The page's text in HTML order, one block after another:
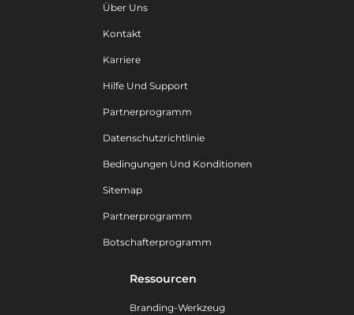
Über Uns
Kontakt
Karriere
Hilfe Und Support
Partnerprogramm
Datenschutzrichtlinie
Bedingungen Und Konditionen
Sitemap
Partnerprogramm
Botschafterprogramm
Ressourcen
Branding-Werkzeug